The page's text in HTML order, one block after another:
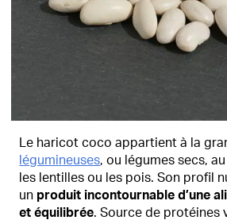
Le haricot coco appartient à la
légumineuses, ou légumes secs,
les lentilles ou les pois. Son profil
un produit incontournable d’une
et équilibrée. Source de protéines